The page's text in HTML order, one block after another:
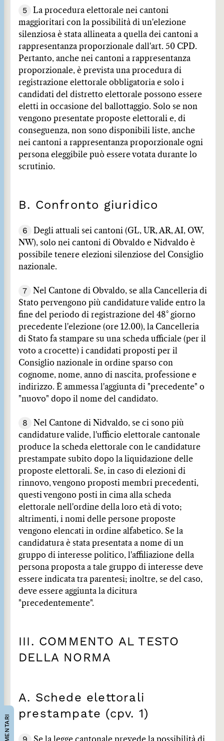
5
La procedura elettorale nei cantoni
maggioritari con la possibilità di un'elezione
silenziosa è stata allineata a quella dei cantoni a
rappresentanza proporzionale dall'art. 50 CPD.
Pertanto, anche nei cantoni a rappresentanza
proporzionale, è prevista una procedura di
registrazione elettorale obbligatoria e solo i
candidati del distretto elettorale possono essere
eletti in occasione del ballottaggio. Solo se non
vengono presentate proposte elettorali e, di
conseguenza, non sono disponibili liste, anche
nei cantoni a rappresentanza proporzionale ogni
persona eleggibile può essere votata durante lo
scrutinio.
B. Confronto giuridico
6
Degli attuali sei cantoni (GL, UR, AR, AI, OW,
NW), solo nei cantoni di Obvaldo e Nidvaldo è
possibile tenere elezioni silenziose del Consiglio
nazionale.
7
Nel Cantone di Obvaldo, se alla Cancelleria di
Stato pervengono più candidature valide entro la
fine del periodo di registrazione del 48° giorno
precedente l'elezione (ore 12.00), la Cancelleria
di Stato fa stampare su una scheda ufficiale (per il
voto a crocette) i candidati proposti per il
Consiglio nazionale in ordine sparso con
cognome, nome, anno di nascita, professione e
indirizzo. È ammessa l'aggiunta di "precedente" o
"nuovo" dopo il nome del candidato.
8
Nel Cantone di Nidvaldo, se ci sono più
candidature valide, l'ufficio elettorale cantonale
produce la scheda elettorale con le candidature
prestampate subito dopo la liquidazione delle
proposte elettorali. Se, in caso di elezioni di
rinnovo, vengono proposti membri precedenti,
questi vengono posti in cima alla scheda
elettorale nell'ordine della loro età di voto;
altrimenti, i nomi delle persone proposte
vengono elencati in ordine alfabetico. Se la
candidatura è stata presentata a nome di un
gruppo di interesse politico, l'affiliazione della
persona proposta a tale gruppo di interesse deve
essere indicata tra parentesi; inoltre, se del caso,
deve essere aggiunta la dicitura
"precedentemente".
III. COMMENTO AL TESTO
DELLA NORMA
A. Schede elettorali
prestampate (cpv. 1)